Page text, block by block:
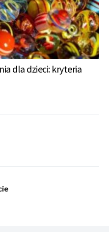
dla dzieci: kryteria